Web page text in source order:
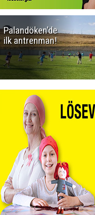
Palandöken'de
ilk antrenman!